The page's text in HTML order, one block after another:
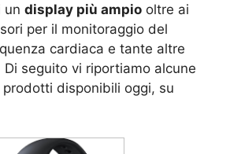
un display più ampio oltre ai
per il monitoraggio del
cardiaca e tante altre
Di seguito vi riportiamo alcune
disponibili oggi, su